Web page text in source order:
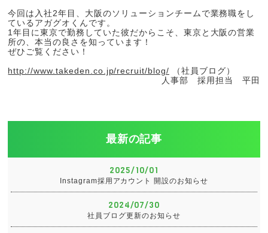
今回は入社2年目、大阪のソリューションチームで業務職をし
ているアガグオくんです。
1年目に東京で勤務していた彼だからこそ、東京と大阪の営業
所の、本当の良さを知っています！
ぜひご覧ください！
http://www.takeden.co.jp/recruit/blog/ （社員ブログ）
人事部 採用担当 平田
最新の記事
2025/10/01
Instagram採用アカウント 開設のお知らせ
2024/07/30
社員ブログ更新のお知らせ